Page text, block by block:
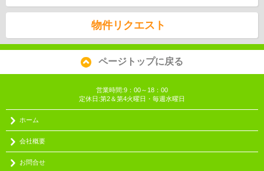
物件リクエスト
ページトップに戻る
営業時間:9：00～18：00
定休日:第2＆第4火曜日・毎週水曜日
ホーム
会社概要
お問合せ